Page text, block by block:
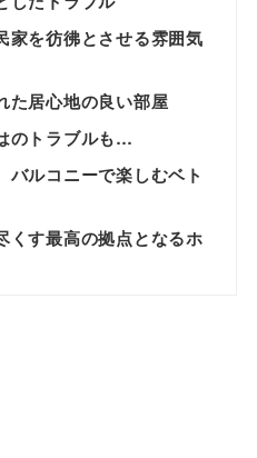
家を彷彿とさせる雰囲気
た居心地の良い部屋
のトラブルも…
バルコニーで楽しむベト
くす最高の拠点となるホ